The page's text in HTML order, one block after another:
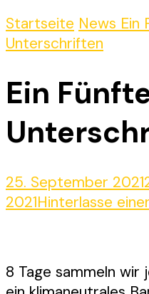
Startseite News Ein
Unterschriften
Ein
25. September 2021
2021Hinterlasse
8 Tage sammeln